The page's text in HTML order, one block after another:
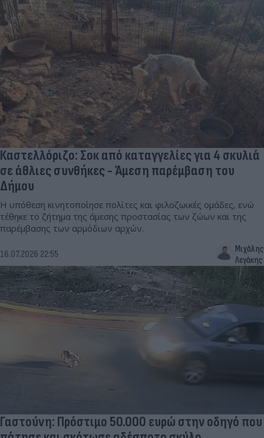
Καστελλόριζο: Σοκ από καταγγελίες για 4 σκυλιά
σε άθλιες συνθήκες - Άμεση παρέμβαση του
Δήμου
Η υπόθεση κινητοποίησε πολίτες και φιλοζωικές ομάδες, ενώ
τέθηκε το ζήτημα της άμεσης προστασίας των ζώων και της
παρέμβασης των αρμόδιων αρχών.
16.07.2026 22:55
Μιχάλης
Λεγάκης
Γαστούνη: Πρόστιμο 50.000 ευρώ στην οδηγό που